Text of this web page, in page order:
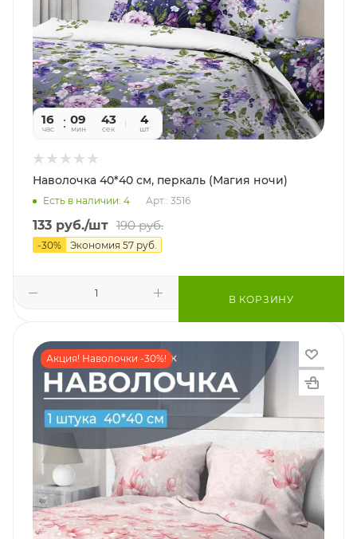
16
час
09
мин
41
сек
4
шт
Наволочка 40*40 см, перкаль (Магия ночи)
Есть в наличии: 4 Арт.: 3516
133 руб./шт 190руб.
-30% Экономия 57 руб.
В КОРЗИНУ
Акция! Наволочки -30%!